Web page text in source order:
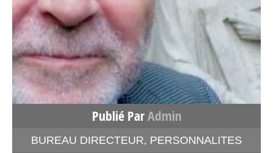
Publié ParAdmin
BUREAU DIRECTEUR, PERSONNALITES